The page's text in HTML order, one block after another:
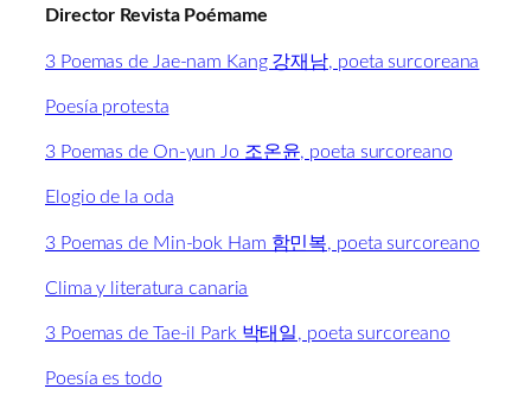
Director Revista Poémame
3 Poemas de Jae-nam Kang 강재남, poeta surcoreana
Poesía protesta
3 Poemas de On-yun Jo 조온윤, poeta surcoreano
Elogio de la oda
3 Poemas de Min-bok Ham 함민복, poeta surcoreano
Clima y literatura canaria
3 Poemas de Tae-il Park 박태일, poeta surcoreano
Poesía es todo